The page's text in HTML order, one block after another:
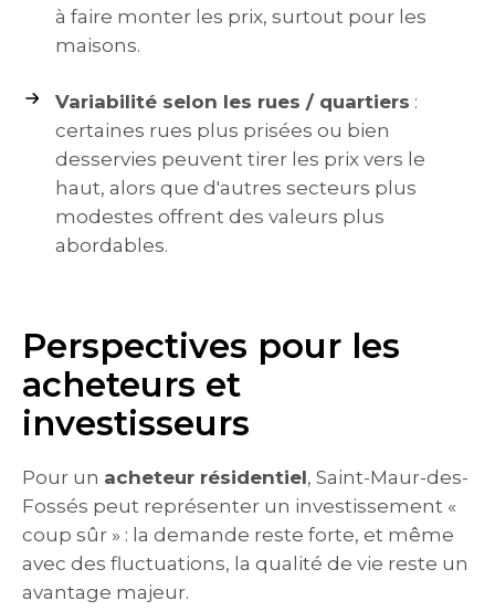
à faire monter les prix, surtout pour les
maisons.
Variabilité selon les rues / quartiers :
certaines rues plus prisées ou bien
desservies peuvent tirer les prix vers le
haut, alors que d'autres secteurs plus
modestes offrent des valeurs plus
abordables.
Perspectives pour les
acheteurs et
investisseurs
Pour un acheteur résidentiel, Saint-Maur-des-
Fossés peut représenter un investissement «
coup sûr » : la demande reste forte, et même
avec des fluctuations, la qualité de vie reste un
avantage majeur.